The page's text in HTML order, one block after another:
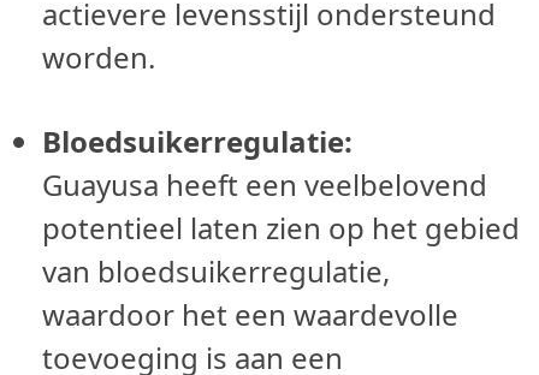
actievere levensstijl ondersteund
worden.
Bloedsuikerregulatie:
Guayusa heeft een veelbelovend
potentieel laten zien op het gebied
van bloedsuikerregulatie,
waardoor het een waardevolle
toevoeging is aan een